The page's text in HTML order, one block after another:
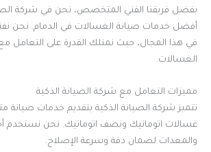
بفضل فريقنا الفني المتخصص، نحن في شركة
أفضل خدمات صيانة الغسالات في الدمام. نحن
في هذا المجال، حيث نمتلك القدرة على التعامل
الغسالات.
مميزات التعامل مع شركة الصيانة الذكية
تتميز شركة الصيانة الذكية بتقديم خدمات صيانة
غسالات اتوماتيك ونصف اتوماتيك. نحن نستخدم
والمعدات لضمان دقة وسرعة الإصلاح.